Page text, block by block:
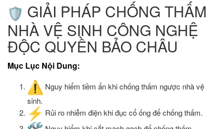
GIẢI PHÁP CHỐNG THẤM
NHÀ VỆ SINH CÔNG NGHỆ
ĐỘC QUYỀN BẢO CHÂU
Mục Lục Nội Dung:
Nguy hiểm tiềm ẩn khi chống thấm ngược nhà vệ
sinh.
Rủi ro nhiễm điện khi đục cổ ống để chống thấm.